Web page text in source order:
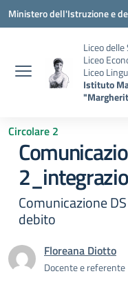
Vai ai contenuti
Vai al menu di navigazione
Vai al footer
Ministero dell'Istruzione e
Liceo
Liceo
Liceo
Istituto
Circolare 2
Comunicazione
debito
Floreana Diotto
Docente e referente